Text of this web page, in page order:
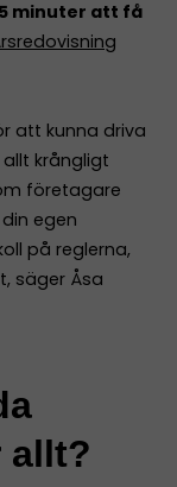
minuter att få
att kunna driva
krångligt
företagare
egen
på reglerna,
säger Åsa
allt?